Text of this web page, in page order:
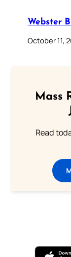
Webster
October 11,
Mass
Read